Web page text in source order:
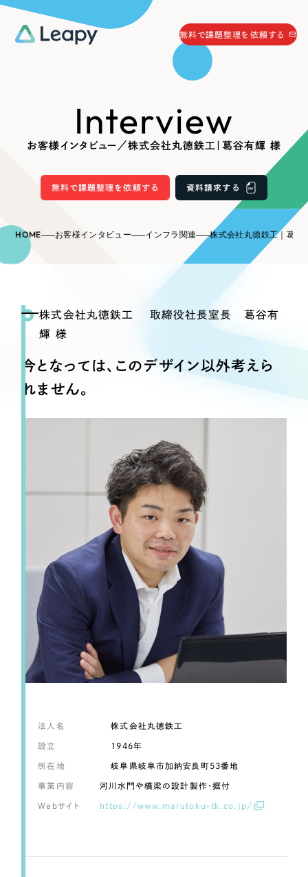
選ばれる理由
サービス
Service
「仕組み」と「ノウハウ」
を残す資産型DX支援をご提供します
マーケティングDX支援
Webサイト制作
採用サイト制作
ブランドサイト制作
お役立ち情報
無料で課題整理を依頼する
058-215-0066
24時間受付
資料請求する
Webサイト制作
採用サイト制作
ECサイト制作
（624件）
コーポレート・企業サイト （278件）
ブランドサイト・サービスサイト
求人・採用サイト （61件）
ECサイト（オンラインショップ）
ポータルサイト・メディアサイト （39件）
LP（ランディングページ）
キャンペーン・プロモーションサイト
ブランディング（ロゴ・印刷物）
お客様インタビュー
Outsourcing
Company
お客様インタビュー／株式会社丸徳鉄工｜葛谷有輝 様
Interview
無料で課題整理を依頼する 資料請求する
HOME お客様インタビュー インフラ関連 株式会社丸徳鉄工｜葛谷
株式会社丸徳鉄工 取締役社長室長 葛谷有
輝 様
今となっては、このデザイン以外考えら
れません。
法人名 株式会社丸徳鉄工
設立 1946年
所在地 岐阜県岐阜市加納安良町53番地
事業内容 河川水門や橋梁の設計製作・据付
Webサイト https://www.marutoku-tk.co.jp/